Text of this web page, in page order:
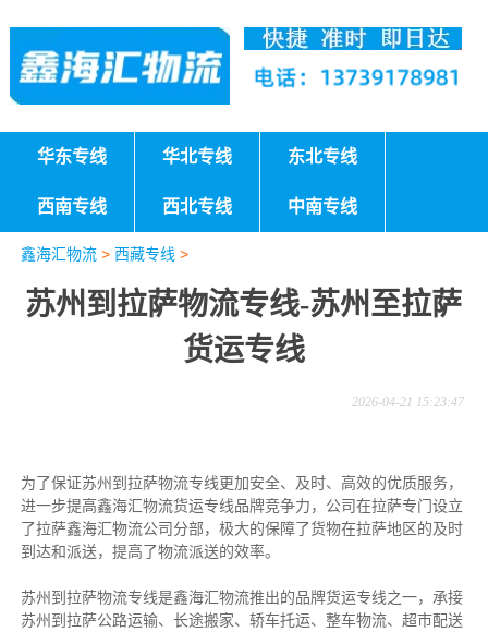
华东专线 华北专线 东北专线
西南专线 西北专线 中南专线
鑫海汇物流> 西藏专线 >
苏州到拉萨物流专线-苏州至拉萨
货运专线
2026-04-21 15:23:47
为了保证苏州到拉萨物流专线更加安全、及时、高效的优质服务，
进一步提高鑫海汇物流货运专线品牌竞争力，公司在拉萨专门设立
了拉萨鑫海汇物流公司分部，极大的保障了货物在拉萨地区的及时
到达和派送，提高了物流派送的效率。
苏州到拉萨物流专线是鑫海汇物流推出的品牌货运专线之一， 承接
苏州到拉萨公路运输、长途搬家、轿车托运、整车物流、超市配送